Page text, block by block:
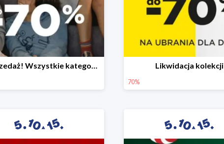
Wyprzedaż! Wszystkie kategorie do -70% Likwidacja kolekcji
70%